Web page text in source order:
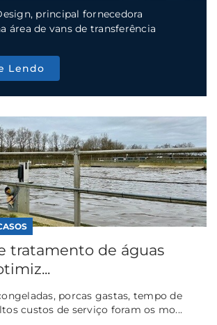
principal fornecedora
área de vans de transferência
Lendo
tratamento de águas
porcas gastas, tempo de
custos de serviço foram os mo...